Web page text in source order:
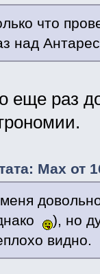
что
над
еще раз
Max от
), но
видно.